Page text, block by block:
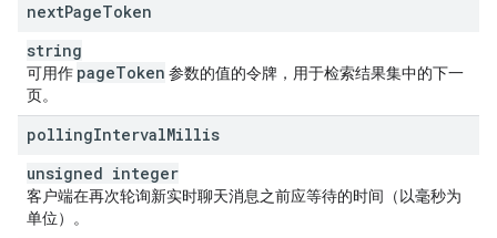
nextPageToken
string
可用作 pageToken 参数的值的令牌，用于检索结果集中的下一
页。
pollingIntervalMillis
unsigned integer
客户端在再次轮询新实时聊天消息之前应等待的时间（以毫秒为
单位）。